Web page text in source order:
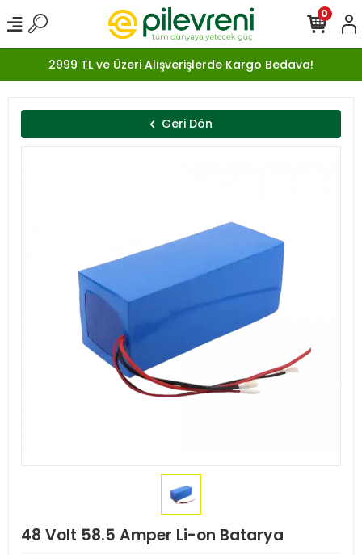
2999 TL ve Üzeri Alışverişlerde Kargo Bedava!
0
Geri Dön
48 Volt 58.5 Amper Li-on Batarya